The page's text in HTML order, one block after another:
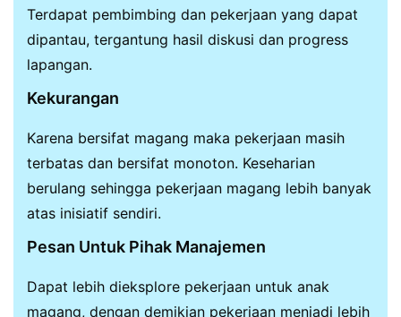
Terdapat pembimbing dan pekerjaan yang dapat
dipantau, tergantung hasil diskusi dan progress
lapangan.
Kekurangan
Karena bersifat magang maka pekerjaan masih
terbatas dan bersifat monoton. Keseharian
berulang sehingga pekerjaan magang lebih banyak
atas inisiatif sendiri.
Pesan Untuk Pihak Manajemen
Dapat lebih dieksplore pekerjaan untuk anak
magang, dengan demikian pekerjaan menjadi lebih